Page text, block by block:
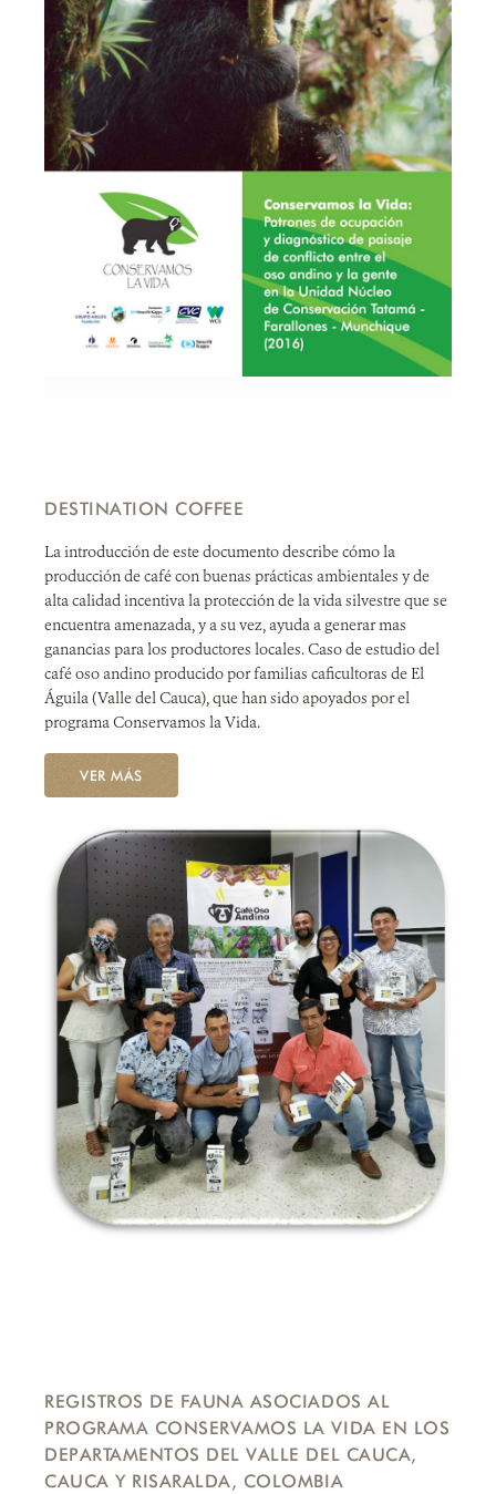
DESTINATION COFFEE
La introducción de este documento describe cómo la
producción de café con buenas prácticas ambientales y de
alta calidad incentiva la protección de la vida silvestre que se
encuentra amenazada, y a su vez, ayuda a generar mas
ganancias para los productores locales. Caso de estudio del
café oso andino producido por familias caficultoras de El
Águila (Valle del Cauca), que han sido apoyados por el
programa Conservamos la Vida.
VER MÁS
REGISTROS DE FAUNA ASOCIADOS AL
PROGRAMA CONSERVAMOS LA VIDA EN LOS
DEPARTAMENTOS DEL VALLE DEL CAUCA,
CAUCA Y RISARALDA, COLOMBIA